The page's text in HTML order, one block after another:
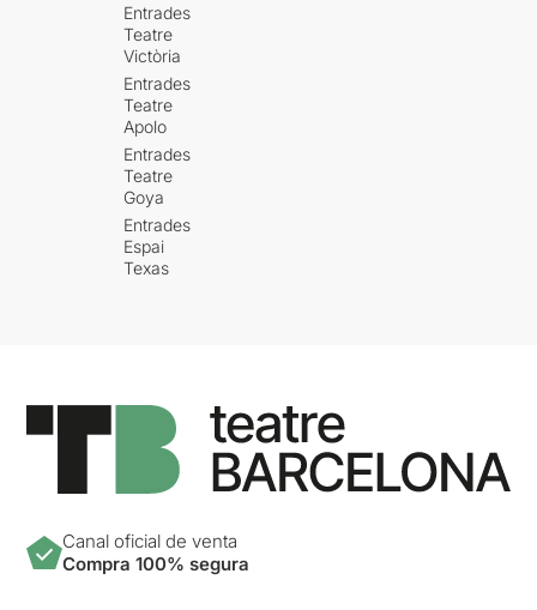
Entrades
Teatre
Victòria
Entrades
Teatre
Apolo
Entrades
Teatre
Goya
Entrades
Espai
Texas
Canal oficial de venta
Compra 100% segura